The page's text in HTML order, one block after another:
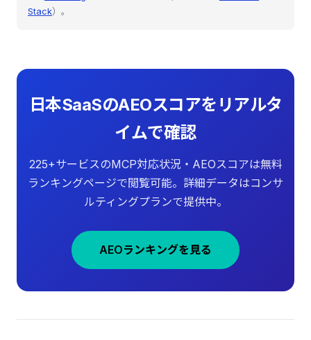
Stack）。
日本SaaSのAEOスコアをリアルタ
イムで確認
225+サービスのMCP対応状況・AEOスコアは無料
ランキングページで閲覧可能。詳細データはコンサ
ルティングプランで提供中。
AEOランキングを見る